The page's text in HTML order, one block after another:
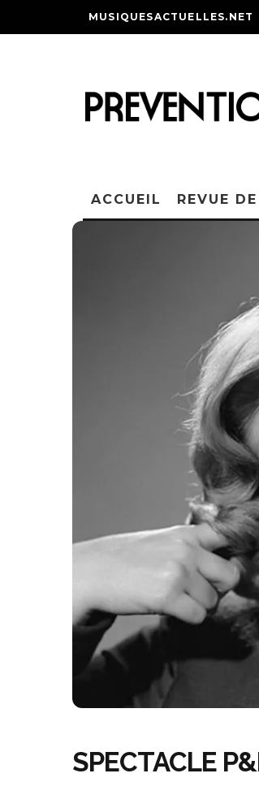
MUSIQUESACTUELLES.NET
ACCUEIL REVUE
SPECTACLE